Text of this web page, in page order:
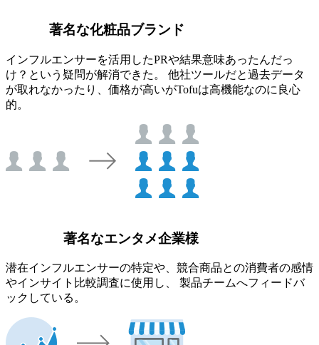
著名な化粧品ブランド
インフルエンサーを活用したPRや結果意味あったんだっ
け？という疑問が解消できた。 他社ツールだと過去データ
が取れなかったり、価格が高いがTofuは高機能なのに良心
的。
著名なエンタメ企業様
潜在インフルエンサーの特定や、競合商品との消費者の感情
やインサイト比較調査に使用し、 製品チームへフィードバ
ックしている。